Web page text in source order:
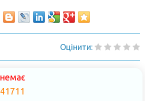
Оцінити:
немає
41711